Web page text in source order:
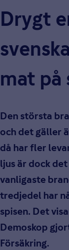
Drygt
mat på
Den största
och det gäller
då har fler
ljus är dock
vanligaste
tredjedel har
spisen. Det
Demoskop
Försäkring.